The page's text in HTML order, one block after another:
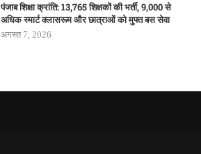
पंजाब शिक्षा क्रांति: 13,765 शिक्षकों की भर्ती, 9,000 से
अधिक स्मार्ट क्लासरूम और छात्राओं को मुफ्त बस सेवा
अगस्त 7, 2026